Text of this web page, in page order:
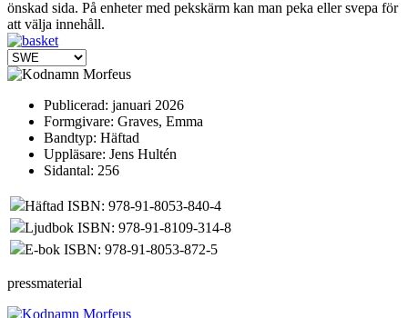
författare
efter:
önskad sida. På enheter med pekskärm kan man peka eller svepa för
att välja innehåll.
Publicerad: januari 2026
Formgivare: Graves, Emma
Bandtyp: Häftad
Uppläsare: Jens Hultén
Sidantal: 256
Häftad ISBN: 978-91-8053-840-4
Ljudbok ISBN: 978-91-8109-314-8
E-bok ISBN: 978-91-8053-872-5
pressmaterial